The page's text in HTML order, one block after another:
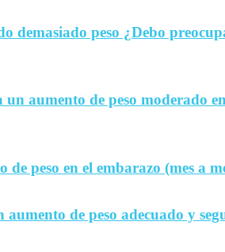
demasiado peso ¿Debo
un aumento de peso moderado
de peso en el embarazo (mes a
aumento de peso adecuado y